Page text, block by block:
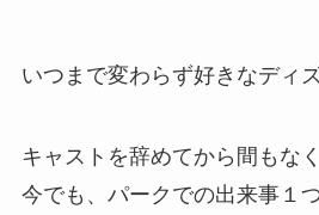
いつまで変わらず好きなディ
キャストを辞めてから間もな
今でも、パークでの出来事１